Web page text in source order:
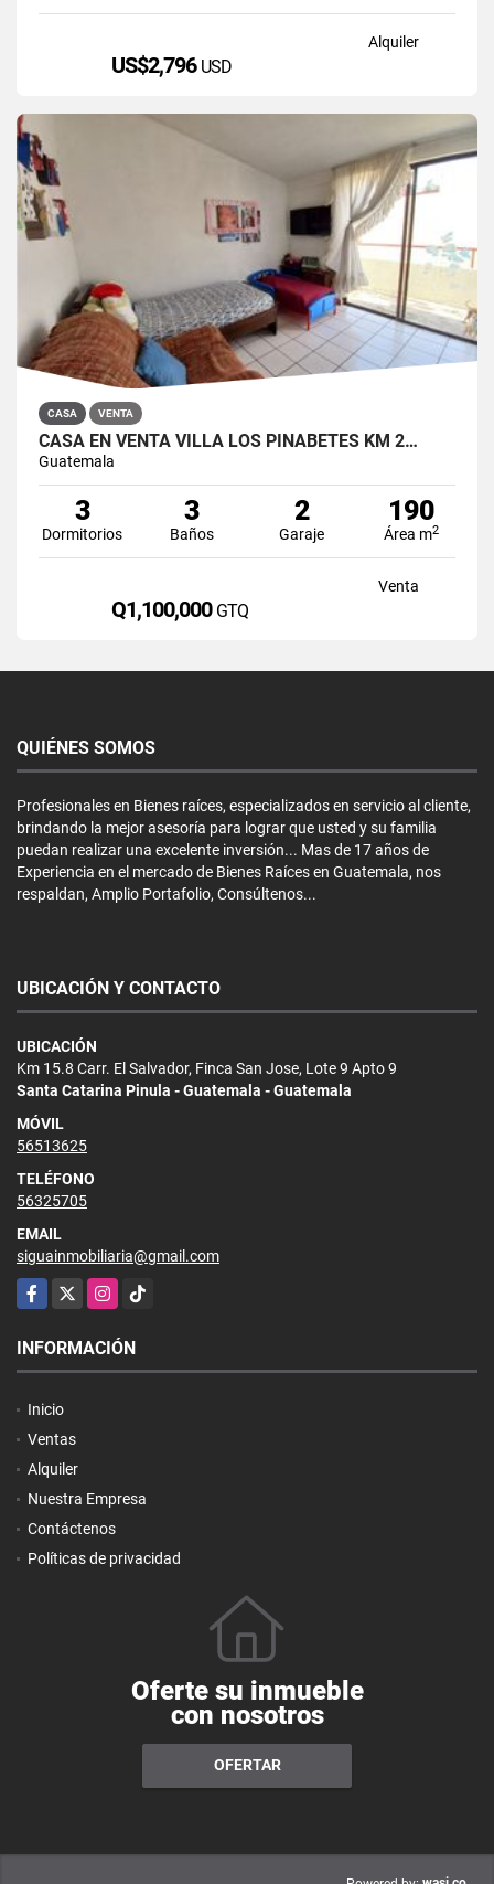
Alquiler
US$2,796 USD
CASA VENTA
CASA EN VENTA VILLA LOS PINABETES KM 2…
Guatemala
3
Dormitorios
3
Baños
2
Garaje
190
Área m2
Venta
Q1,100,000 GTQ
QUIÉNES SOMOS
Profesionales en Bienes raíces, especializados en servicio al cliente,
brindando la mejor asesoría para lograr que usted y su familia
puedan realizar una excelente inversión... Mas de 17 años de
Experiencia en el mercado de Bienes Raíces en Guatemala, nos
respaldan, Amplio Portafolio, Consúltenos...
UBICACIÓN Y CONTACTO
UBICACIÓN
Km 15.8 Carr. El Salvador, Finca San Jose, Lote 9 Apto 9
Santa Catarina Pinula - Guatemala - Guatemala
MÓVIL
56513625
TELÉFONO
56325705
EMAIL
siguainmobiliaria@gmail.com
Facebook
X Instagram
TikTok
INFORMACIÓN
Inicio
Ventas
Alquiler
Nuestra Empresa
Contáctenos
Políticas de privacidad
Oferte su inmueble
con nosotros
OFERTAR